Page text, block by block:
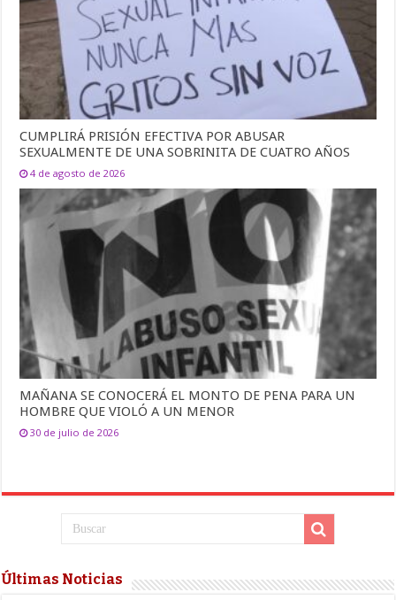
CUMPLIRÁ PRISIÓN EFECTIVA POR ABUSAR
SEXUALMENTE DE UNA SOBRINITA DE CUATRO AÑOS
4 de agosto de 2026
MAÑANA SE CONOCERÁ EL MONTO DE PENA PARA UN
HOMBRE QUE VIOLÓ A UN MENOR
30 de julio de 2026
Últimas Noticias